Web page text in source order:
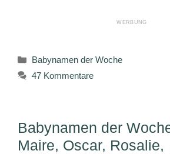
Kategorien
Babynamen der Woche
47 Kommentare
Babynamen der
Maire, Oscar,